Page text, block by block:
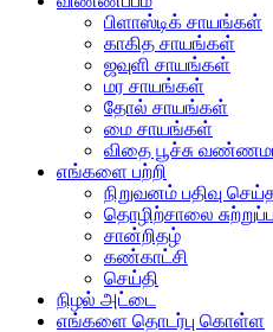
பிளாஸ்டிக் சாயங்கள்
காகித சாயங்கள்
ஜவுளி சாயங்கள்
மர சாயங்கள்
தோல் சாயங்கள்
மை சாயங்கள்
விதை பூச்சு
எங்களை பற்றி
நிறுவனம் பதிவு
தொழிற்சாலை
சான்றிதழ்
கண்காட்சி
செய்தி
நிழல் அட்டை
எங்களை தொடர்பு கொள்ள